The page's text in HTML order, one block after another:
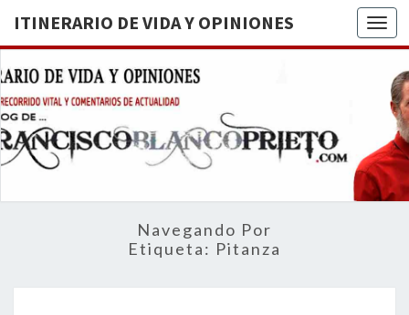
ITINERARIO DE VIDA Y OPINIONES
DE
BREVE
RECORRIDO
VITAL Y
ACTUALIDAD
Navegando Por
Etiqueta: Pitanza